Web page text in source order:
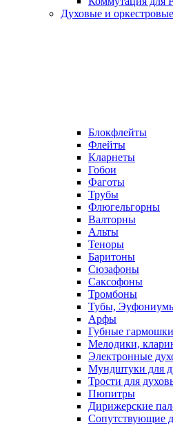
Духовые и оркестровые
Блокфлейты
Флейты
Кларнеты
Гобои
Фаготы
Трубы
Флюгельгорны
Валторны
Альты
Теноры
Баритоны
Сюзафоны
Саксофоны
Тромбоны
Тубы,
Арфы
Губные гармошки
Мелодики,
Электронные
Мундштуки для
Трости для
Пюпитры
Дирижерские
Сопутствующие